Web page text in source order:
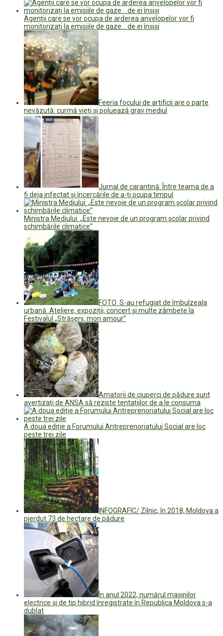
Agenții care se vor ocupa de arderea anvelopelor vor fi
monitorizați la emisiile de gaze… de ei înșiși
Feeria focului de artificii are o parte
nevăzută: curmă vieţi şi poluează grav mediul
Jurnal de carantină: Între teama de a
fi deja infectat și încercările de a-ți ocupa timpul
Ministra Mediului: „Este nevoie de un program școlar privind
schimbările climatice”
FOTO: S-au refugiat de îmbulzeala
urbană. Ateliere, expoziții, concert și multe zâmbete la
Festivalul „Strășeni, mon amour”
Amatorii de ciuperci de pădure sunt
avertizaţi de ANSA să reziste tentaţiilor de a le consuma
A doua ediție a Forumului Antreprenoriatului Social are loc
peste trei zile
INFOGRAFIC/ Zilnic, în 2018, Moldova a
pierdut 73 de hectare de pădure
În anul 2022, numărul mașinilor
electrice și de tip hibrid înregistrate în Republica Moldova s-a
dublat